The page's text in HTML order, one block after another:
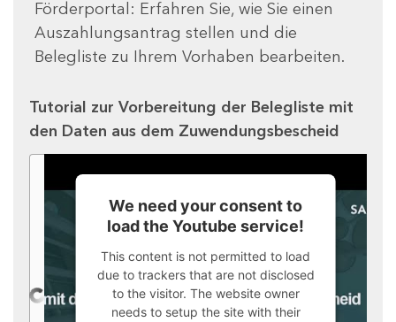
Förderportal: Erfahren Sie, wie Sie einen
Auszahlungsantrag stellen und die
Belegliste zu Ihrem Vorhaben bearbeiten.
Tutorial zur Vorbereitung der Belegliste mit
den Daten aus dem Zuwendungsbescheid
We need your consent to
load the Youtube service!
This content is not permitted to load
due to trackers that are not disclosed
to the visitor. The website owner
needs to setup the site with their